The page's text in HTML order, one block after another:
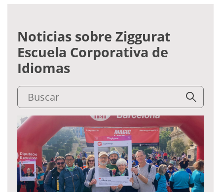
Noticias sobre Ziggurat
Escuela Corporativa de
Idiomas